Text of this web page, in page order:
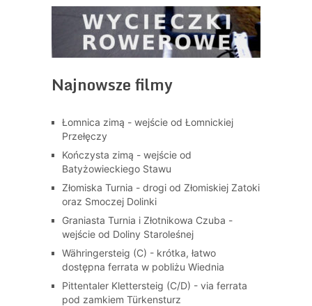
Najnowsze filmy
Łomnica zimą - wejście od Łomnickiej
Przełęczy
Kończysta zimą - wejście od
Batyżowieckiego Stawu
Złomiska Turnia - drogi od Złomiskiej Zatoki
oraz Smoczej Dolinki
Graniasta Turnia i Złotnikowa Czuba -
wejście od Doliny Staroleśnej
Währingersteig (C) - krótka, łatwo
dostępna ferrata w pobliżu Wiednia
Pittentaler Klettersteig (C/D) - via ferrata
pod zamkiem Türkensturz